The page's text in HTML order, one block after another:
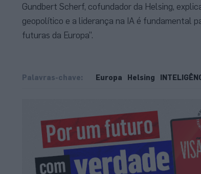
Gundbert Scherf, cofundador da Helsing,
geopolítico e a liderança na IA é fundamental
futuras da Europa”.
Palavras-chave: Europa Helsing